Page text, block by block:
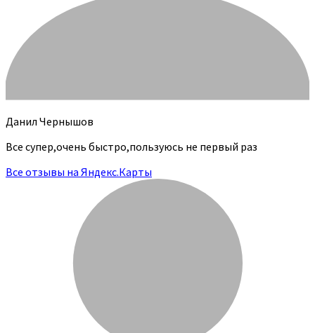
Данил Чернышов
Все супер,очень быстро,пользуюсь не первый раз
Все отзывы на Яндекс.Карты